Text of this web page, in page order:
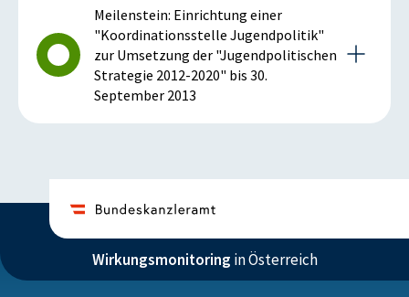
Details zur Kennzahl
2013
Anmerkung: positiv bei steigender Kennzahl
ISTWERT
4.000
Anzahl
ZIELZUSTAND
Anzahl
Meilenstein: Einrichtung einer
"Koordinationsstelle Jugendpolitik"
zur Umsetzung der "Jugendpolitischen
Strategie 2012-2020" bis 30.
September 2013
2013
Istzustand (2013)
Wirkungsmonitoring in Österreich